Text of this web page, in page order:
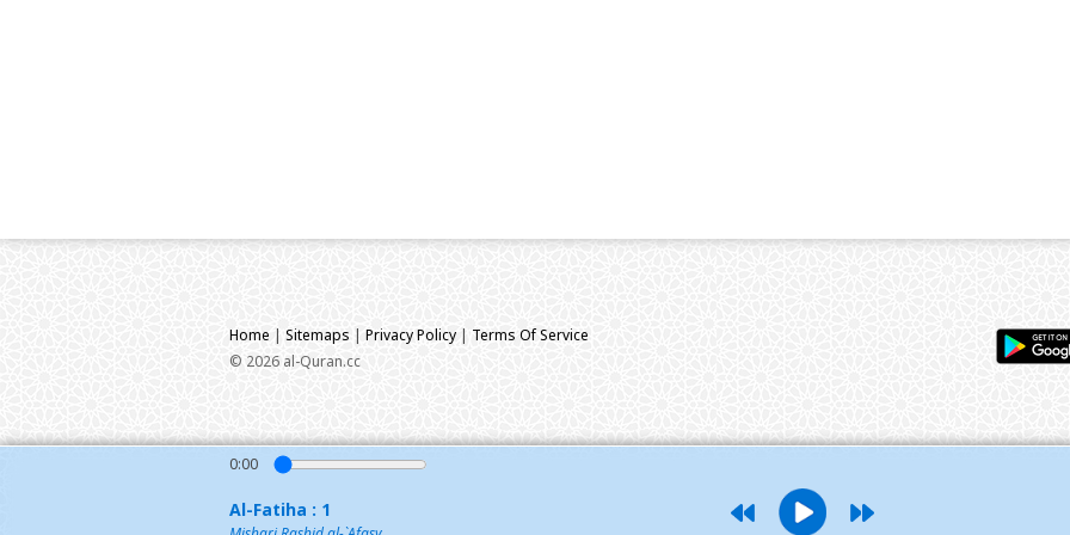
0:00
Al-Fatiha : 1
Home | Sitemaps | Privacy Policy | Terms Of Service
© 2026 al-Quran.cc